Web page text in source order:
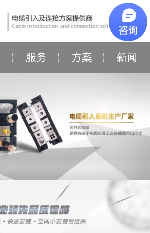
服务 方案 新闻